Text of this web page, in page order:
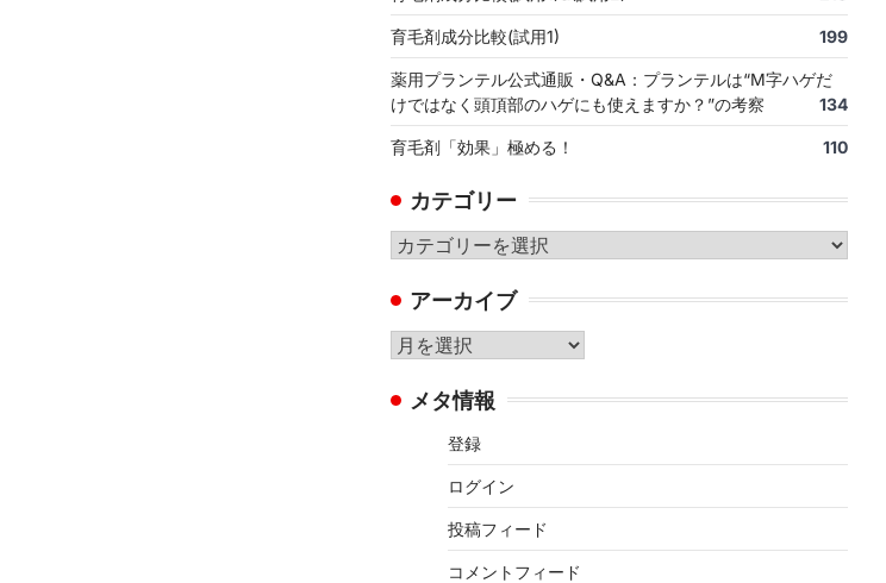
育毛剤成分比較(試用1) 199
薬用プランテル公式通販・Q&A：プランテルは“M字ハゲだ
けではなく頭頂部のハゲにも使えますか？”の考察
134
育毛剤「効果」極める！ 110
カテゴリー
カ
ゴ
リ
ー
アーカイブ
ア
カ メタ情報
登録
ログイン
投稿フィード
コメントフィード